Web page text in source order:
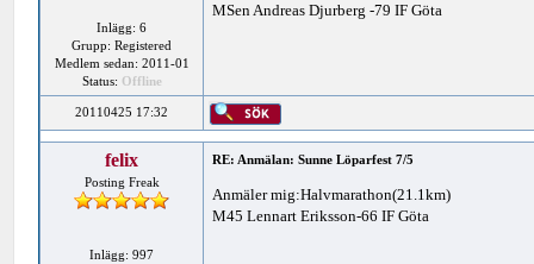
Inlägg: 6
Grupp: Registered
Medlem sedan: 2011-01
Status: Offline
MSen Andreas Djurberg -79 IF Göta
20110425 17:32
felix
Posting Freak
Inlägg: 997
RE: Anmälan: Sunne Löparfest 7/5
Anmäler mig:Halvmarathon(21.1km)
M45 Lennart Eriksson-66 IF Göta